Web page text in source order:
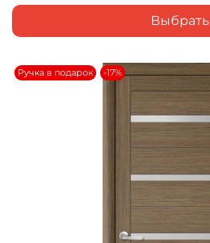
Выбрать
Ручка в подарок -17%